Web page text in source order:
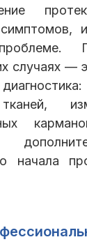
случаях —
начала